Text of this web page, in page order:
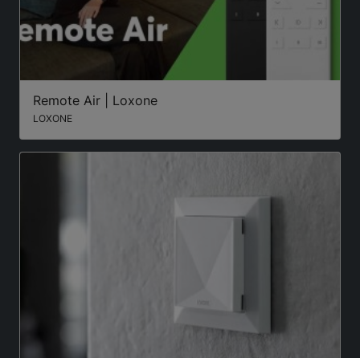
Remote Air | Loxone
LOXONE